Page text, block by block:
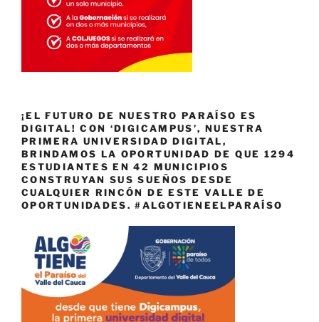
¡EL FUTURO DE NUESTRO PARAÍSO ES
DIGITAL! CON ‘DIGICAMPUS’, NUESTRA
PRIMERA UNIVERSIDAD DIGITAL,
BRINDAMOS LA OPORTUNIDAD DE QUE 1294
ESTUDIANTES EN 42 MUNICIPIOS
CONSTRUYAN SUS SUEÑOS DESDE
CUALQUIER RINCÓN DE ESTE VALLE DE
OPORTUNIDADES. #ALGOTIENEELPARAÍSO